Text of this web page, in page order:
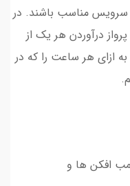
سرویس مناسب باشند. در
درآوردن هر یک از
ازای هر ساعت را که در